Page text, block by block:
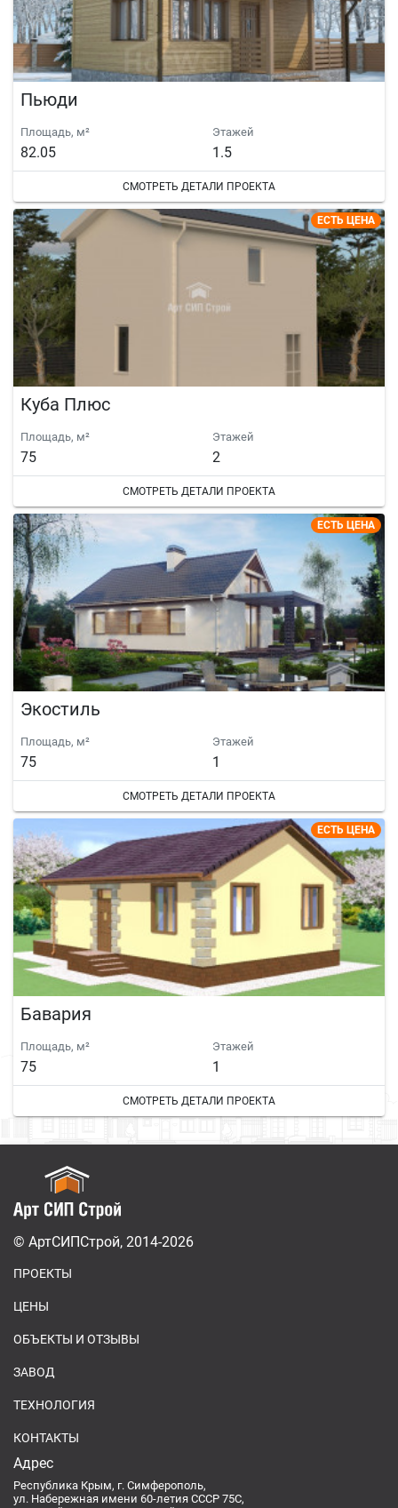
Пьюди
Площадь, м²
82.05
Этажей
1.5
СМОТРЕТЬ ДЕТАЛИ ПРОЕКТА
ЕСТЬ ЦЕНА
Куба Плюс
Площадь, м²
75
Этажей
2
СМОТРЕТЬ ДЕТАЛИ ПРОЕКТА
ЕСТЬ ЦЕНА
Экостиль
Площадь, м²
75
Этажей
1
СМОТРЕТЬ ДЕТАЛИ ПРОЕКТА
ЕСТЬ ЦЕНА
Бавария
Площадь, м²
75
Этажей
1
СМОТРЕТЬ ДЕТАЛИ ПРОЕКТА
© АртСИПСтрой, 2014-2026
ПРОЕКТЫ
ЦЕНЫ
ОБЪЕКТЫ И ОТЗЫВЫ
ЗАВОД
ТЕХНОЛОГИЯ
КОНТАКТЫ
Адрес
Республика Крым, г. Симферополь,
ул. Набережная имени 60-летия СССР 75С,